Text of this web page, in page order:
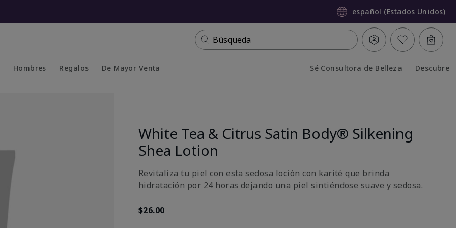
español (Estados Unidos)
Búsqueda
Hombres Regalos De Mayor Venta Sé Consultora de Belleza Descubre
White Tea & Citrus Satin Body® Silkening
Shea Lotion
Revitaliza tu piel con esta sedosa loción con karité que brinda
hidratación por 24 horas dejando una piel sintiéndose suave y sedosa.
$26.00